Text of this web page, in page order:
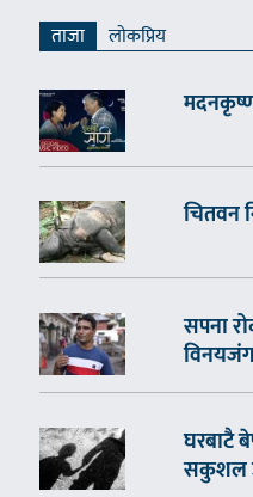
ताजा लाेकप्रिय
मदनकृष्ण
चितवन
सपना
घरबाटै
सकुशल